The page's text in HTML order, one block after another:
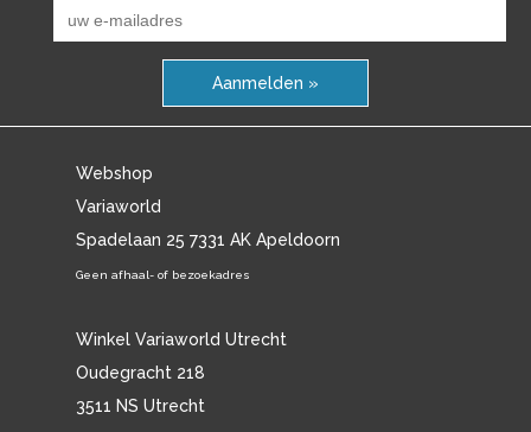
Aanmelden »
Webshop
Variaworld
Spadelaan 25 7331 AK Apeldoorn
Geen afhaal- of bezoekadres
Winkel Variaworld Utrecht
Oudegracht 218
3511 NS Utrecht